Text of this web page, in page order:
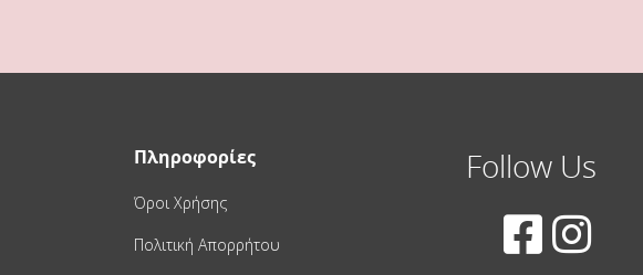
Πληροφορίες
Όροι Χρήσης
Πολιτική Απορρήτου
Follow Us